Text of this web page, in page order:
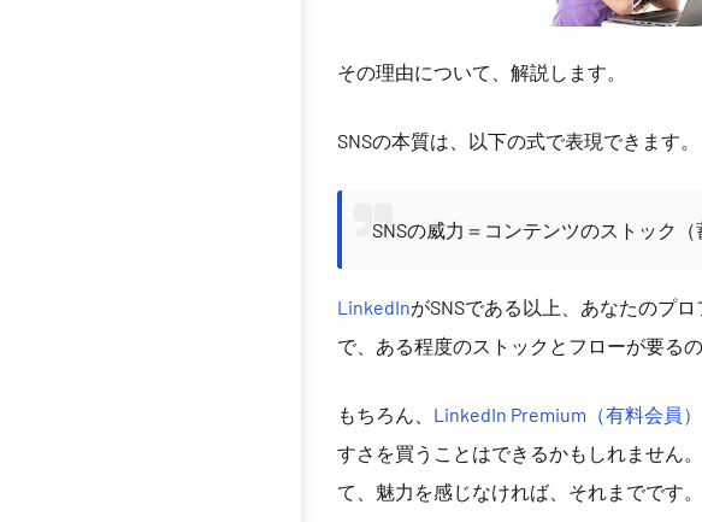
その理由について、解説します。
SNSの本質は、以下の式で表現できます。
SNSの威力＝コンテンツのストック
LinkedInがSNSである以上、あなたのプ
で、ある程度のストックとフローが要るの
もちろん、 LinkedIn Premium（有料会員）
すさを買うことはできるかもしれません。
て、魅力を感じなければ、それまでです。